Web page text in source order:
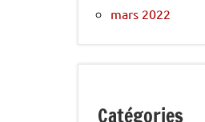
mars 2022
Catégories